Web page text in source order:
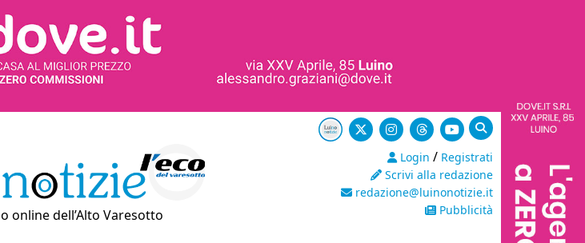
online dell’Alto Varesotto
Login / Registrati
Scrivi alla redazione
redazione@luinonotizie.it
Pubblicità